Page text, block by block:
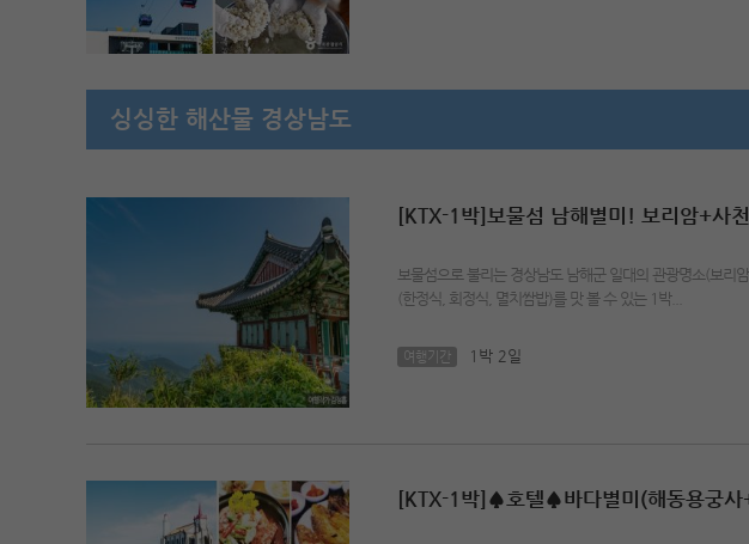
싱싱한 해산물 경상남도
[KTX-1박]보물섬 남해별미! 보리암+사
보물섬으로 불리는 경상남도 남해군 일대의 관광명소(보리
(한정식, 회정식, 멸치쌈밥)를 맛 볼 수 있는 1박...
여행기간 1박 2일
[KTX-1박]♠호텔♠바다별미(해동용궁사